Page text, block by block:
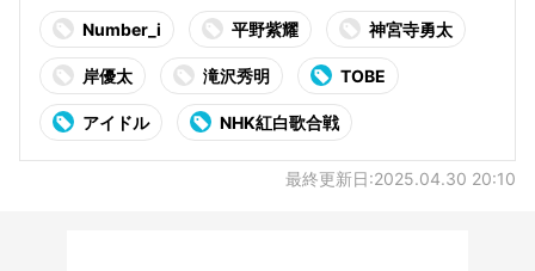
Number_i 平野紫耀 神宮寺勇太
岸優太 滝沢秀明 TOBE
アイドル NHK紅白歌合戦
最終更新日:2025.04.30 20:10